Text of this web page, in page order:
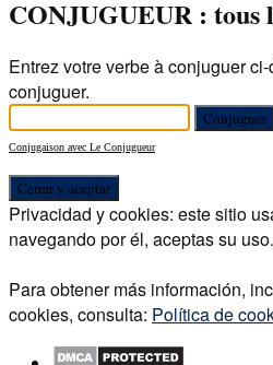
CONJUGUEUR : tous
Entrez votre verbe à conjuguer
conjuguer.
Conjugaison avec Le Conjugueur
Privacidad y cookies: este sitio
navegando por él, aceptas su uso.
Para obtener más información,
cookies, consulta: Política de